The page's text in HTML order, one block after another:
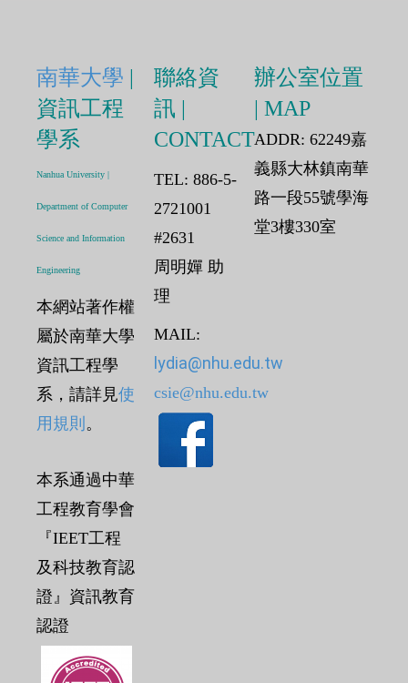
南華大學 |
資訊工程
學系
Nanhua University |
Department of Computer
Science and Information
Engineering
本網站著作權
屬於南華大學
資訊工程學
系，請詳見使
用規則 。
本系通過中華
工程教育學會
『IEET工程
及科技教育認
證』資訊教育
認證
聯絡資
訊 |
CONTACT
TEL: 886-5-
2721001
#2631
周明嬋 助
理
MAIL:
lydia@nhu.edu.tw
csie@nhu.edu.tw
辦公室位置
| MAP
ADDR: 62249嘉
義縣大林鎮南華
路一段55號學海
堂3樓330室